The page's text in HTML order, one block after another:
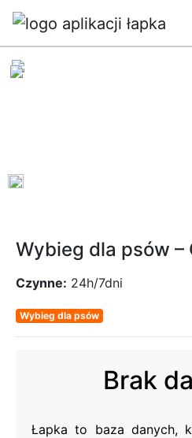
Wybieg dla psów –
Czynne: 24h/7dni
Wybieg dla psów
Brak
Łapka to baza danych,